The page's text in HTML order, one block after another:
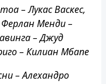
– Лукас Васкес,
Менди –
– Джуд
– Килиан Мбапе
– Алехандро